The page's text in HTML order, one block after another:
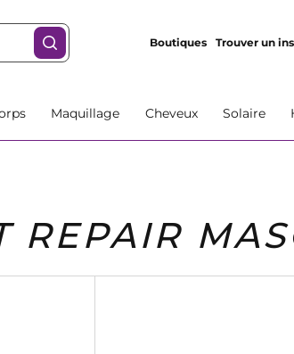
Boutiques Trouver un
Maquillage Cheveux Solaire
REPAIR